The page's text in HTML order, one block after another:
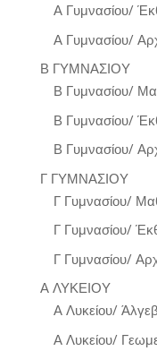
Α Γυμνασίου/
Α Γυμνασίου/
Β ΓΥΜΝΑΣΙΟΥ
Β Γυμνασίου/
Β Γυμνασίου/
Β Γυμνασίου/
Γ ΓΥΜΝΑΣΙΟΥ
Γ Γυμνασίου/
Γ Γυμνασίου/
Γ Γυμνασίου/
Α ΛΥΚΕΙΟΥ
Α Λυκείου/
Α Λυκείου/